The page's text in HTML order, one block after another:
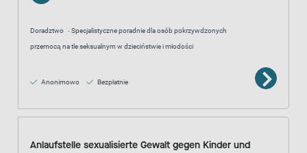
Doradztwo
Specjalistyczne poradnie dla osób pokrzywdzonych
przemocą na tle seksualnym w dzieciństwie i młodości
Anonimowo Bezpłatnie
Anlaufstelle sexualisierte Gewalt gegen Kinder und